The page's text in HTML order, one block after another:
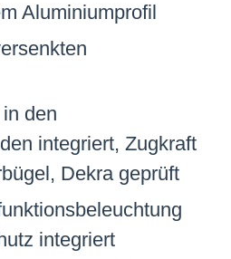
Aluminiumprofil
den
integriert, Zugkraft
Dekra geprüft
integriert